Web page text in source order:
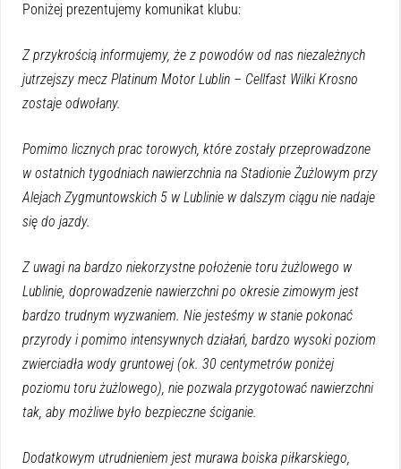
Poniżej prezentujemy komunikat klubu:
Z przykrością informujemy, że z powodów od nas niezależnych
jutrzejszy mecz Platinum Motor Lublin – Cellfast Wilki Krosno
zostaje odwołany.
Pomimo licznych prac torowych, które zostały przeprowadzone
w ostatnich tygodniach nawierzchnia na Stadionie Żużlowym przy
Alejach Zygmuntowskich 5 w Lublinie w dalszym ciągu nie nadaje
się do jazdy.
Z uwagi na bardzo niekorzystne położenie toru żużlowego w
Lublinie, doprowadzenie nawierzchni po okresie zimowym jest
bardzo trudnym wyzwaniem. Nie jesteśmy w stanie pokonać
przyrody i pomimo intensywnych działań, bardzo wysoki poziom
zwierciadła wody gruntowej (ok. 30 centymetrów poniżej
poziomu toru żużlowego), nie pozwala przygotować nawierzchni
tak, aby możliwe było bezpieczne ściganie.
Dodatkowym utrudnieniem jest murawa boiska piłkarskiego,